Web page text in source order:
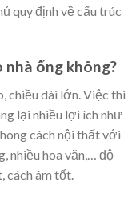
quy định về cấu trúc
nhà ống không?
chiều dài lớn. Việc thi
lại nhiều lợi ích như
cách nội thất với
nhiều hoa văn,… độ
cách âm tốt.